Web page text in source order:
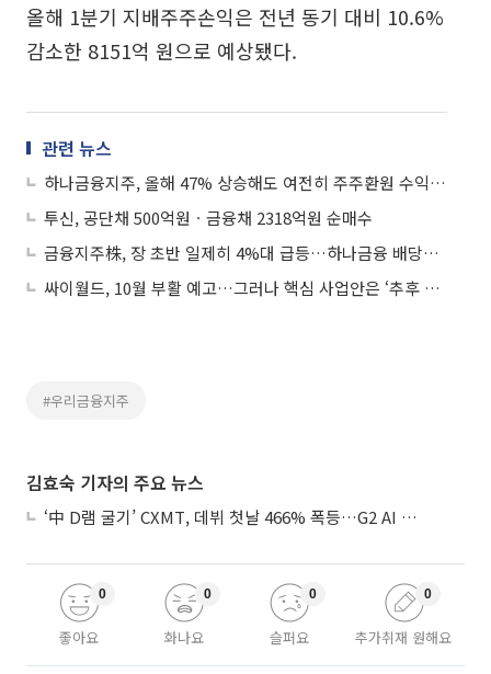
올해 1분기 지배주주손익은 전년 동기 대비 10.6%
감소한 8151억 원으로 예상됐다.
관련 뉴스
하나금융지주, 올해 47% 상승해도 여전히 주주환원 수익률 높아
투신, 공단채 500억원ㆍ금융채 2318억원 순매수
금융지주株, 장 초반 일제히 4%대 급등…하나금융 배당수익률 5.7%
싸이월드, 10월 부활 예고…그러나 핵심 사업안은 ‘추후 공개’
#우리금융지주
김효숙 기자의 주요 뉴스
‘中 D램 굴기’ CXMT, 데뷔 첫날 466% 폭등…G2 AI 패권 ‘쩐의 전쟁’
좋아요
0
화나요
0
슬퍼요
0
추가취재 원해요
0